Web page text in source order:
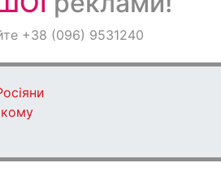
+38 (096) 9531240